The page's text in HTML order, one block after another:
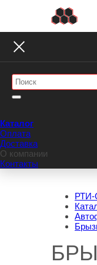
Каталог
Оплата
Доставка
О компании
Контакты